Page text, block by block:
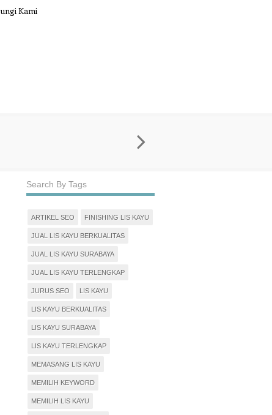
Kami
Search By Tags
ARTIKEL SEO FINISHING LIS KAYU
JUAL LIS KAYU BERKUALITAS
JUAL LIS KAYU SURABAYA
JUAL LIS KAYU TERLENGKAP
JURUS SEO LIS KAYU
LIS KAYU BERKUALITAS
LIS KAYU SURABAYA
LIS KAYU TERLENGKAP
MEMASANG LIS KAYU
MEMILIH KEYWORD
MEMILIH LIS KAYU